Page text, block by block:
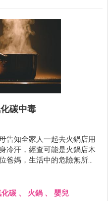
碳中毒
告知全家人一起去火鍋店用
冷汗，經查可能是火鍋店木
爸媽，生活中的危險無所不
減少意外發生。
碳 、 火鍋 、 嬰兒